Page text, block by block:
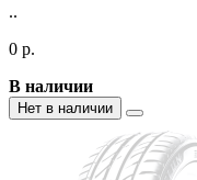
..
0 р.
В наличии
Нет в наличии